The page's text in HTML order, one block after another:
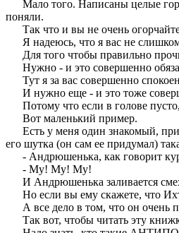
Мало того. Написаны целые горы
поняли.
Так что и вы не очень
Я надеюсь, что я вас не слишком
Для того чтобы правильно
Нужно - и это совершенно
Тут я за вас совершенно
И нужно еще - и это тоже
Потому что если в голове
Вот маленький пример.
Есть у меня один знакомый,
его шутка (он сам ее придумал)
- Андрюшенька, как говорит
- Му! Му! Му!
И Андрюшенька заливается
Но если вы ему скажете, что
А все дело в том, что он очень
Так вот, чтобы читать эту